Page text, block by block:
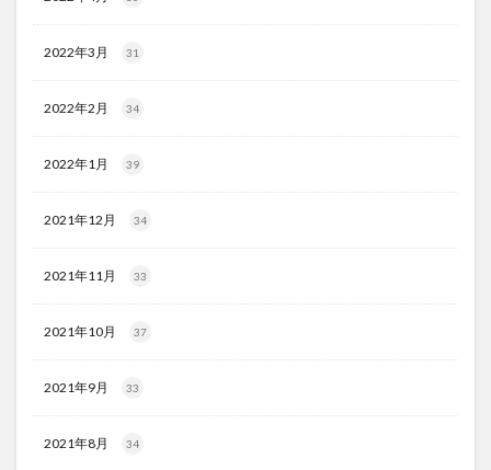
2022年3月 31
2022年2月 34
2022年1月 39
2021年12月 34
2021年11月 33
2021年10月 37
2021年9月 33
2021年8月 34